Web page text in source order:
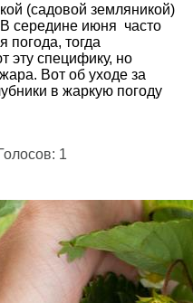
(садовой земляникой)
середине июня часто
погода, тогда
эту специфику, но
Вот об уходе за
в жаркую погоду
1